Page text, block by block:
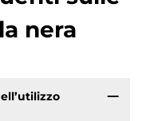
nera